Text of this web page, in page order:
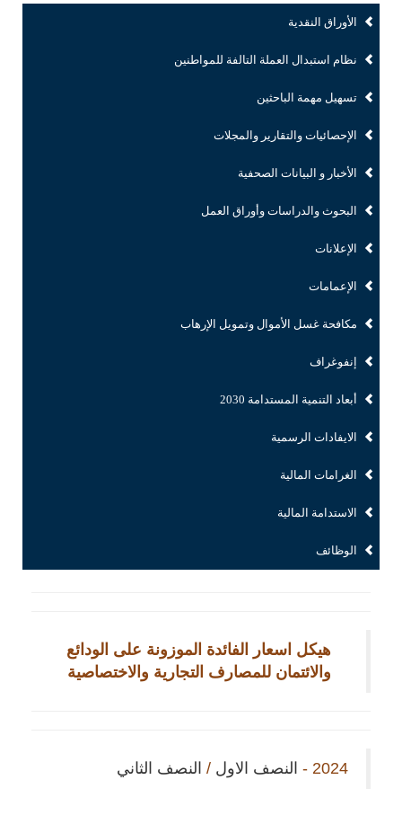
الأوراق النقدية
نظام استبدال العملة التالفة للمواطنين
تسهيل مهمة الباحثين
الإحصائيات والتقارير والمجلات
الأخبار و البيانات الصحفية
البحوث والدراسات وأوراق العمل
الإعلانات
الإعمامات
مكافحة غسل الأموال وتمويل الإرهاب
إنفوغراف
أبعاد التنمية المستدامة 2030
الايفادات الرسمية
الغرامات المالية
الاستدامة المالية
الوظائف
هيكل اسعار الفائدة الموزونة على الودائع
والائتمان للمصارف التجارية والاختصاصية
2024 - النصف الاول / النصف الثاني